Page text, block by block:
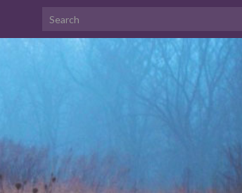
Search for: